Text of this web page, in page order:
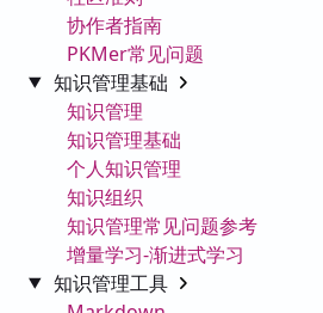
协作者指南
PKMer常见问题
知识管理基础
知识管理
知识管理基础
个人知识管理
知识组织
知识管理常见问题参考
增量学习-渐进式学习
知识管理工具